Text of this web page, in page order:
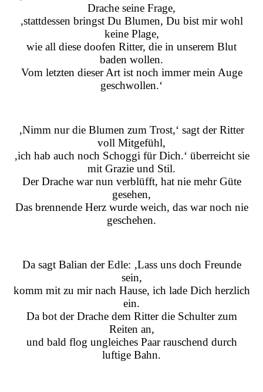
Drache seine Frage,
‚stattdessen bringst Du Blumen, Du bist mir wohl
keine Plage,
wie all diese doofen Ritter, die in unserem Blut
baden wollen.
Vom letzten dieser Art ist noch immer mein Auge
geschwollen.‘
‚Nimm nur die Blumen zum Trost,‘ sagt der Ritter
voll Mitgefühl,
‚ich hab auch noch Schoggi für Dich.‘ überreicht sie
mit Grazie und Stil.
Der Drache war nun verblüfft, hat nie mehr Güte
gesehen,
Das brennende Herz wurde weich, das war noch nie
geschehen.
Da sagt Balian der Edle: ‚Lass uns doch Freunde
sein,
komm mit zu mir nach Hause, ich lade Dich herzlich
ein.
Da bot der Drache dem Ritter die Schulter zum
Reiten an,
und bald flog ungleiches Paar rauschend durch
luftige Bahn.